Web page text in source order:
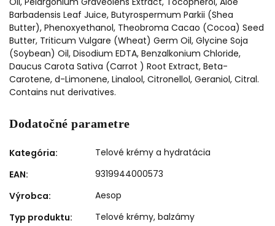
Barbadensis Leaf Juice, Butyrospermum Parkii (Shea
Butter), Phenoxyethanol, Theobroma Cacao (Cocoa) Seed
Butter, Triticum Vulgare (Wheat) Germ Oil, Glycine Soja
(Soybean) Oil, Disodium EDTA, Benzalkonium Chloride,
Daucus Carota Sativa (Carrot ) Root Extract, Beta-
Carotene, d-Limonene, Linalool, Citronellol, Geraniol, Citral.
Contains nut derivatives.
Dodatočné parametre
Kategória:
Telové krémy a hydratácia
EAN:
9319944000573
Výrobca:
Aesop
Typ produktu:
Telové krémy, balzámy